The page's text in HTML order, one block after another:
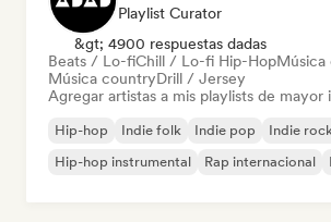
Playlist Curator
&gt; 4900 respuestas dadas
Beats / Lo-fiChill / Lo-fi Hip-HopMúsica
Música countryDrill / Jersey
Agregar artistas a mis playlists de mayor
Hip-hop Indie folk Indie pop Indie
Hip-hop instrumental
Rap internacional